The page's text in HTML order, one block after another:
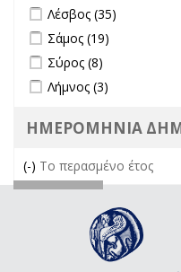
Apply Λέσβος filter
Λέσβος (35)
Apply Σάμος filter
Σάμος (19)
Apply Σύρος filter
Σύρος (8)
Apply Λήμνος filter
Λήμνος (3)
ΗΜΕΡΟΜΗΝΙΑ
(-) Remove Το περασμένο
Το περασμένο έτος